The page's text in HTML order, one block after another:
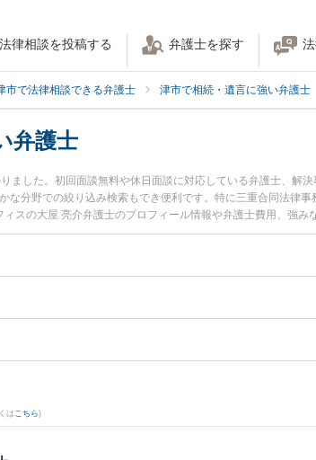
法律相談を投稿する 弁護士を探す
市で法律相談できる弁護士 津市で相続・遺言に強い弁護士
弁護士
ました。初回面談無料や休日面談に対応している弁護士、解
な分野での絞り込み検索もでき便利です。特に三重合同法律
スの大屋 亮介弁護士のプロフィール情報や弁護士費用、強
い』『遺言執行者の選任のトラブル解決の実績豊富な近くの
お困りの相談者さんにおすすめです。
はこちら)